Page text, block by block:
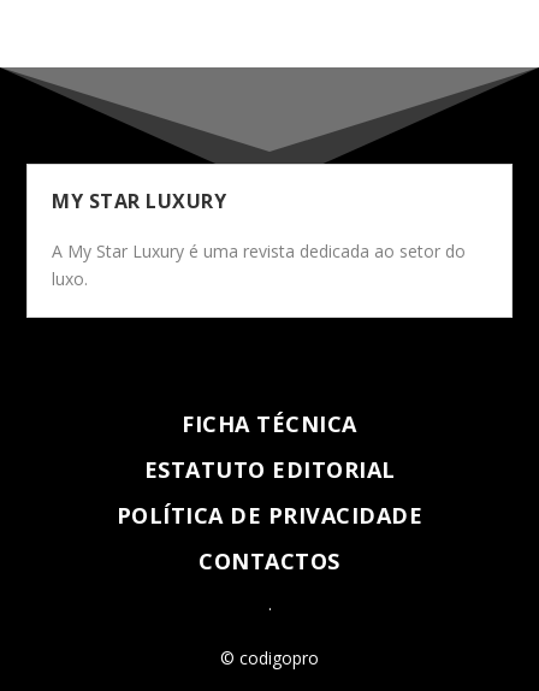
MY STAR LUXURY
A My Star Luxury é uma revista dedicada ao setor do
luxo.
FICHA TÉCNICA
ESTATUTO EDITORIAL
POLÍTICA DE PRIVACIDADE
CONTACTOS
.
© codigopro